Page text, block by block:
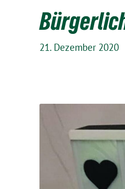
21. Dezember 2020